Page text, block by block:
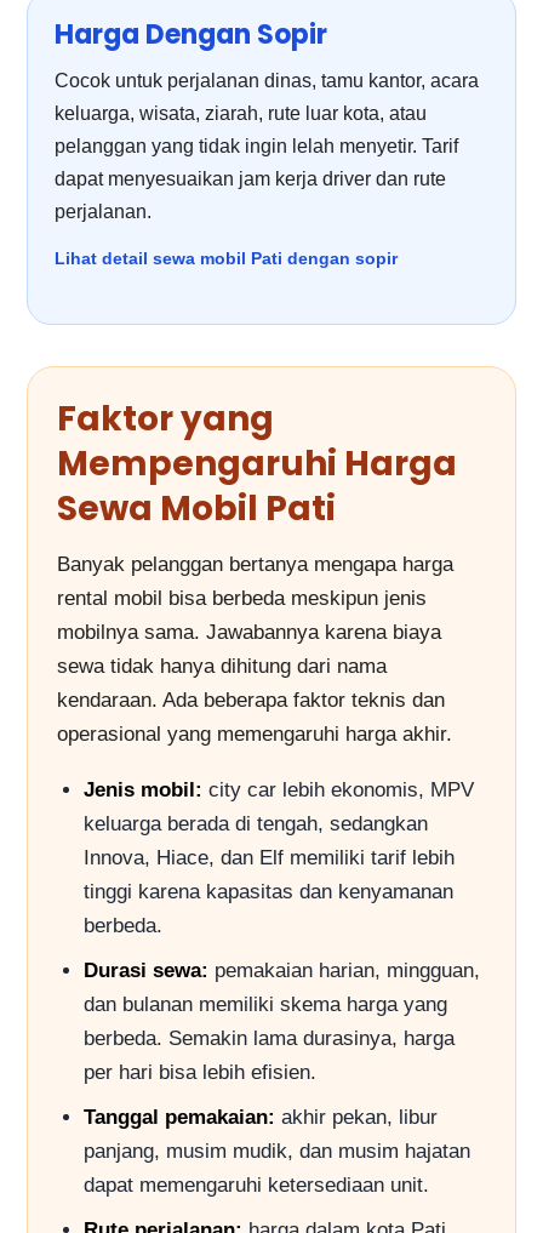
Harga Dengan Sopir
Cocok untuk perjalanan dinas, tamu kantor, acara
keluarga, wisata, ziarah, rute luar kota, atau
pelanggan yang tidak ingin lelah menyetir. Tarif
dapat menyesuaikan jam kerja driver dan rute
perjalanan.
Lihat detail sewa mobil Pati dengan sopir
Faktor yang
Mempengaruhi Harga
Sewa Mobil Pati
Banyak pelanggan bertanya mengapa harga
rental mobil bisa berbeda meskipun jenis
mobilnya sama. Jawabannya karena biaya
sewa tidak hanya dihitung dari nama
kendaraan. Ada beberapa faktor teknis dan
operasional yang memengaruhi harga akhir.
Jenis mobil: city car lebih ekonomis, MPV
keluarga berada di tengah, sedangkan
Innova, Hiace, dan Elf memiliki tarif lebih
tinggi karena kapasitas dan kenyamanan
berbeda.
Durasi sewa: pemakaian harian, mingguan,
dan bulanan memiliki skema harga yang
berbeda. Semakin lama durasinya, harga
per hari bisa lebih efisien.
Tanggal pemakaian: akhir pekan, libur
panjang, musim mudik, dan musim hajatan
dapat memengaruhi ketersediaan unit.